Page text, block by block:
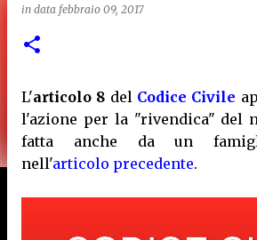
in data febbraio 09, 2017
L'articolo 8 del Codice Civile
l'azione per la "rivendica" del
fatta anche da un
nell'articolo precedente.